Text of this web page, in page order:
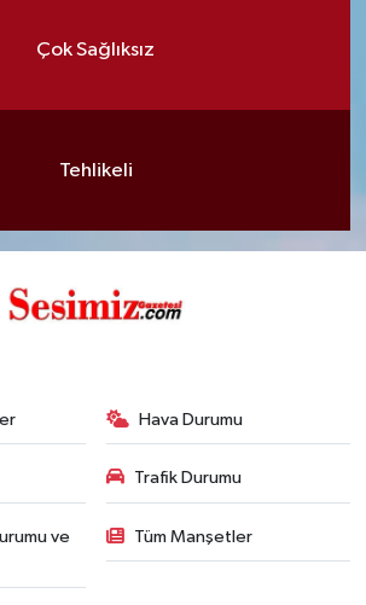
Çok Sağlıksız
Tehlikeli
Hava Durumu
Trafik Durumu
ve
Tüm Manşetler